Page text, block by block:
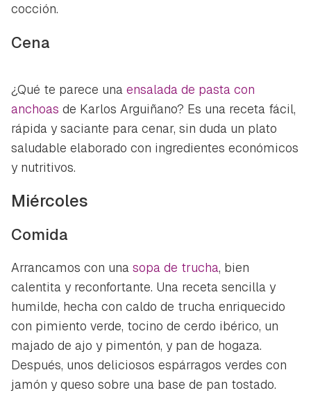
cocción.
Cena
¿Qué te parece una ensalada de pasta con
anchoas de Karlos Arguiñano? Es una receta fácil,
rápida y saciante para cenar, sin duda un plato
saludable elaborado con ingredientes económicos
y nutritivos.
Miércoles
Comida
Arrancamos con una sopa de trucha, bien
calentita y reconfortante. Una receta sencilla y
humilde, hecha con caldo de trucha enriquecido
con pimiento verde, tocino de cerdo ibérico, un
majado de ajo y pimentón, y pan de hogaza.
Después, unos deliciosos espárragos verdes con
jamón y queso sobre una base de pan tostado.